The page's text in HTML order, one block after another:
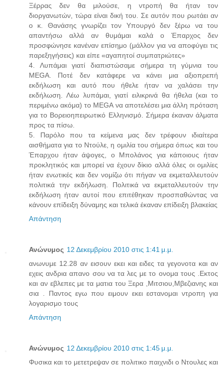
Ξέρρας δεν θα μιλούσε, η ντροπή θα ήταν τον
διοργανωτών, τώρα είναι δική του. Σε αυτόν που ρωτάει αν
ο κ. Θανάσης γνωρίζει τον Υπουργό δεν ξέρω να του
απαντήσω αλλά αν θυμάμαι καλά ο Έπαρχος δεν
προσφώνησε κανέναν επίσημο (μάλλον για να αποφύγει τις
παρεξηγήσεις) και είπε «αγαπητοί συμπατριώτες»
4. Λυπάμαι γιατί διαπιστώσαμε σήμερα τη γύμνια του
MEGA. Ποτέ δεν κατάφερε να κάνει μια αξιοπρεπή
εκδήλωση και αυτό που ήθελε ήταν να χαλάσει την
εκδήλωση. Λέω λυπάμαι, γιατί ειλικρινά θα ήθελα (και το
περιμένω ακόμα) το MEGA να αποτελέσει μια άλλη πρόταση
για το Βορειοηπειρωτικό Ελληνισμό. Σήμερα έκαναν άλματα
προς τα πίσω.
5. Παρόλο που τα κείμενα μας δεν τρέφουν ιδιαίτερα
αισθήματα για το Ντούλε, η ομιλία του σήμερα όπως και του
Έπαρχου ήταν άψογες, ο Μπολάνος για κάποιους ήταν
προκλητικός και μπορεί να έχουν δίκιο αλλά όλες οι ομιλίες
ήταν ενωτικές και δεν νομίζω ότι πήγαν να εκμεταλλευτούν
πολιτικά την εκδήλωση. Πολιτικά να εκμεταλλευτούν την
εκδήλωση ήταν αυτοί που επιτέθηκαν προσπαθώντας να
κάνουν επίδειξη δύναμης και τελικά έκαναν επίδειξη βλακείας
Απάντηση
Ανώνυμος 12 Δεκεμβρίου 2010 στις 1:41 μ.μ.
ανωνυμε 12.28 αν εισουν εκει και ειδες τα γεγονοτα και αν
εχεις ανδρια απανο σου να τα λες με το ονομα τους .Εκτος
και αν εβλεπες με τα ματια του Ξερα ,Μιτσιου,Μβεζιανης και
σια . Παντος εγω που ειμουν εκει εστανομαι ντροπη για
λογαρισμο τους
Απάντηση
Ανώνυμος 12 Δεκεμβρίου 2010 στις 1:45 μ.μ.
Φυσικα και το μετετρεψαν σε πολιτικο παιχνιδι ο Ντουλες και